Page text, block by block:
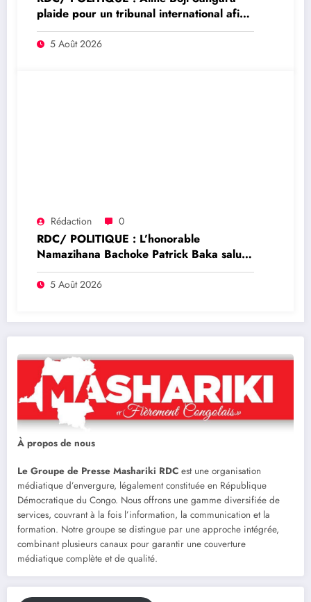
plaide pour un tribunal international afin
de rendre justice aux victimes des conflits
en RDC
5 Août 2026
Rédaction 0
RDC/ POLITIQUE : L’honorable
Namazihana Bachoke Patrick Baka salue
la suspension de l’arrêté interministériel
sur l’économie numérique
5 Août 2026
À propos de nous
Le Groupe de Presse Mashariki RDC est une organisation
médiatique d’envergure, légalement constituée en République
Démocratique du Congo. Nous offrons une gamme diversifiée de
services, couvrant à la fois l’information, la communication et la
formation. Notre groupe se distingue par une approche intégrée,
combinant plusieurs canaux pour garantir une couverture
médiatique complète et de qualité.